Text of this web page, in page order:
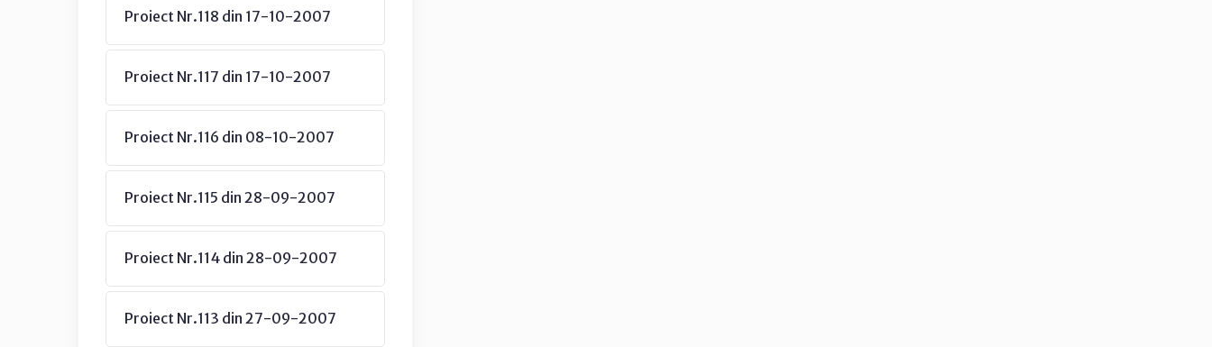
Proiect Nr.118 din 17-10-2007
Proiect Nr.117 din 17-10-2007
Proiect Nr.116 din 08-10-2007
Proiect Nr.115 din 28-09-2007
Proiect Nr.114 din 28-09-2007
Proiect Nr.113 din 27-09-2007